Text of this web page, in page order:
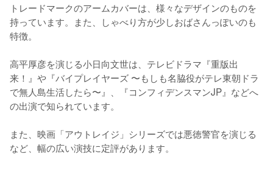
トレードマークのアームカバーは、様々なデザインのものを
持っています。また、しゃべり方が少しおばさんっぽいのも
特徴。
高平厚彦を演じる小日向文世は、テレビドラマ『重版出
来！』や『バイプレイヤーズ 〜もしも名脇役がテレ東朝ドラ
で無人島生活したら〜』、『コンフィデンスマンJP』などへ
の出演で知られています。
また、映画「アウトレイジ」シリーズでは悪徳警官を演じる